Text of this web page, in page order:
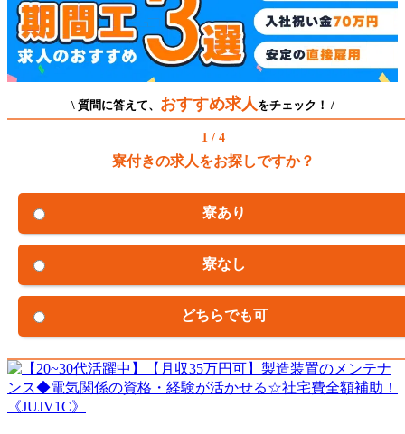
\ 質問に答えて、 おすすめ求人 をチェック！ /
1 / 4
寮付きの求人をお探しですか？
寮あり
寮なし
どちらでも可